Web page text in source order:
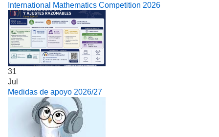
International Mathematics Competition 2026
31
Jul
Medidas de apoyo 2026/27